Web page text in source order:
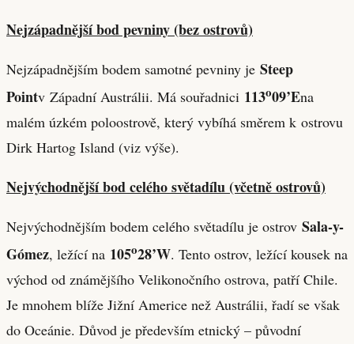
Nejzápadnější bod pevniny (bez ostrovů)
Nejzápadnějším bodem samotné pevniny je Steep
Pointv Západní Austrálii. Má souřadnici 113o09’Ena
malém úzkém poloostrově, který vybíhá směrem k ostrovu
Dirk Hartog Island (viz výše).
Nejvýchodnější bod celého světadílu (včetně ostrovů)
Nejvýchodnějším bodem celého světadílu je ostrov Sala-y-
Gómez, ležící na 105o28’W. Tento ostrov, ležící kousek na
východ od známějšího Velikonočního ostrova, patří Chile.
Je mnohem blíže Jižní Americe než Austrálii, řadí se však
do Oceánie. Důvod je především etnický – původní